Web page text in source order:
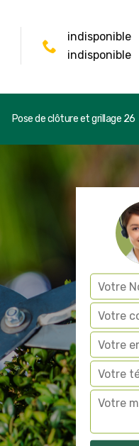
indisponible
indisponible
Pose de clôture et grillage 26